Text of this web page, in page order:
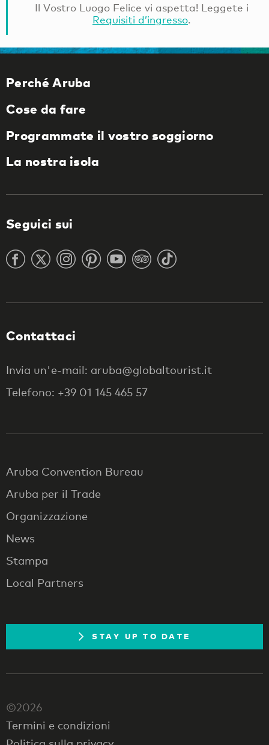
Il Vostro Luogo Felice vi aspetta! Leggete i
Requisiti d’ingresso.
Perché Aruba
Cose da fare
Programmate il vostro soggiorno
La nostra isola
Seguici sui
Contattaci
Invia un'e-mail: aruba@globaltourist.it
Telefono: +39 01 145 465 57
Aruba Convention Bureau
Aruba per il Trade
Organizzazione
News
Stampa
Local Partners
STAY UP TO DATE
©2026
Termini e condizioni